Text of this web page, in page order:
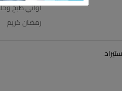
اواني طبخ
رمضان كريم